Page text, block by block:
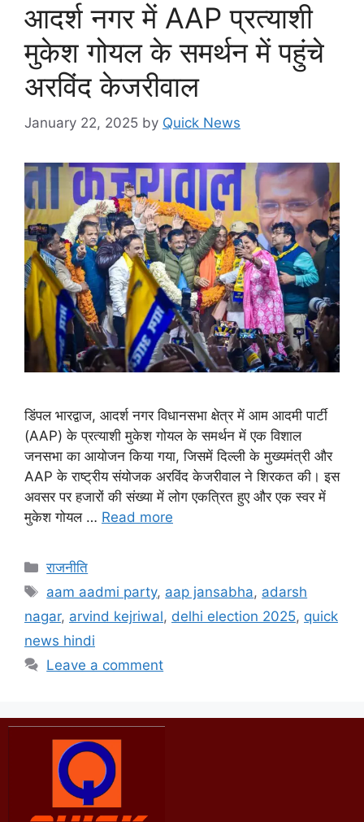
आदर्श नगर में AAP प्रत्याशी
मुकेश गोयल के समर्थन में पहुंचे
अरविंद केजरीवाल
January 22, 2025 by Quick News
डिंपल भारद्वाज, आदर्श नगर विधानसभा क्षेत्र में आम आदमी पार्टी
(AAP) के प्रत्याशी मुकेश गोयल के समर्थन में एक विशाल
जनसभा का आयोजन किया गया, जिसमें दिल्ली के मुख्यमंत्री और
AAP के राष्ट्रीय संयोजक अरविंद केजरीवाल ने शिरकत की। इस
अवसर पर हजारों की संख्या में लोग एकत्रित हुए और एक स्वर में
मुकेश गोयल … Read more
राजनीति
aam aadmi party, aap jansabha, adarsh
nagar, arvind kejriwal, delhi election 2025, quick
news hindi
Leave a comment